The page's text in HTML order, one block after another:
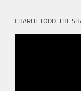
CHARLIE TODD: THE